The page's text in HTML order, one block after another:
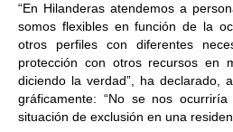
“En Hilanderas atendemos a
somos flexibles en función de la
otros perfiles con diferentes
protección con otros recursos en
diciendo la verdad”, ha declarado,
gráficamente: “No se nos
situación de exclusión en una